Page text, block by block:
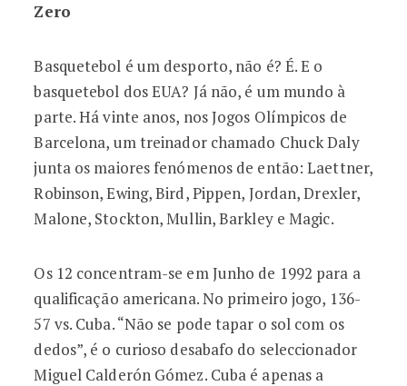
Great Scott #129: Quantos descontos
Zero
Basquetebol é um desporto, não é? É. E o
basquetebol dos EUA? Já não, é um mundo à
parte. Há vinte anos, nos Jogos Olímpicos de
Barcelona, um treinador chamado Chuck Daly
junta os maiores fenómenos de então: Laettner,
Robinson, Ewing, Bird, Pippen, Jordan, Drexler,
Malone, Stockton, Mullin, Barkley e Magic.
Os 12 concentram-se em Junho de 1992 para a
qualificação americana. No primeiro jogo, 136-
57 vs. Cuba. “Não se pode tapar o sol com os
dedos”, é o curioso desabafo do seleccionador
Miguel Calderón Gómez. Cuba é apenas a